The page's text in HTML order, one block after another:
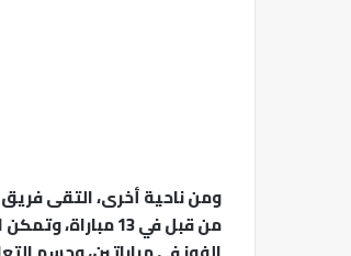
ومن ناحية أخرى، التقى